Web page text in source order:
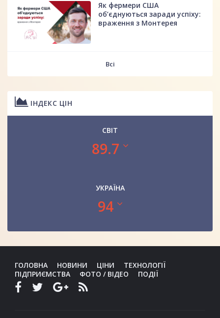
Як фермери США
об’єднуються заради успіху:
враження з Монтерея
Всі
ІНДЕКС ЦІН
СВІТ
89.7
УКРАЇНА
94
ГОЛОВНА НОВИНИ ЦІНИ
ТЕХНОЛОГІЇ
ПІДПРИЄМСТВА
ФОТО / ВІДЕО ПОДІЇ